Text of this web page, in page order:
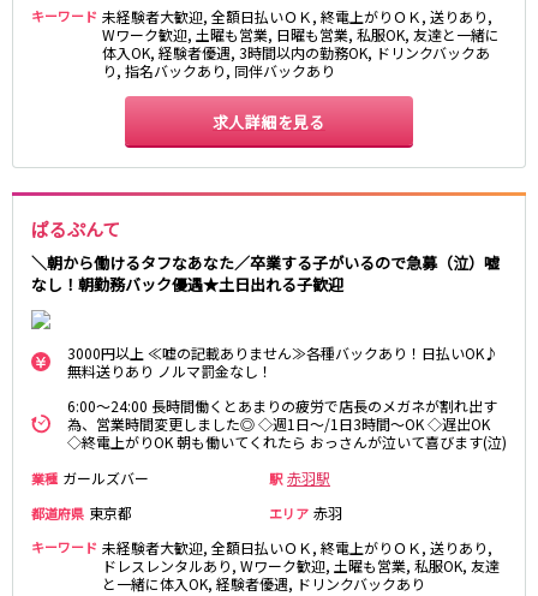
キーワード 未経験者大歓迎, 全額日払いＯＫ, 終電上がりＯＫ, 送りあり,
Wワーク歓迎, 土曜も営業, 日曜も営業, 私服OK, 友達と一緒に
体入OK, 経験者優遇, 3時間以内の勤務OK, ドリンクバックあ
り, 指名バックあり, 同伴バックあり
求人詳細を見る
ぱるぷんて
＼朝から働けるタフなあなた／卒業する子がいるので急募（泣）嘘
なし！朝勤務バック優遇★土日出れる子歓迎
3000円以上 ≪嘘の記載ありません≫各種バックあり！日払いOK♪
無料送りあり ノルマ罰金なし！
6:00～24:00 長時間働くとあまりの疲労で店長のメガネが割れ出す
為、営業時間変更しました◎ ◇週1日～/1日3時間～OK ◇遅出OK
◇終電上がりOK 朝も働いてくれたら おっさんが泣いて喜びます(泣)
業種 ガールズバー 駅 赤羽駅
都道府県 東京都 エリア 赤羽
キーワード 未経験者大歓迎, 全額日払いＯＫ, 終電上がりＯＫ, 送りあり,
ドレスレンタルあり, Wワーク歓迎, 土曜も営業, 私服OK, 友達
と一緒に体入OK, 経験者優遇, ドリンクバックあり
相模原駅
橋本駅
新横浜駅
淵野辺駅
矢部駅
成瀬駅
菊名駅
三軒茶屋駅
たまプラーザ駅
あざみ野駅
藤が丘駅
用賀駅
宮前平駅
桜新町駅
東急世田谷線
三軒茶屋駅
西太子堂駅
下高井戸駅
宮の坂駅
松原駅
JR南武線